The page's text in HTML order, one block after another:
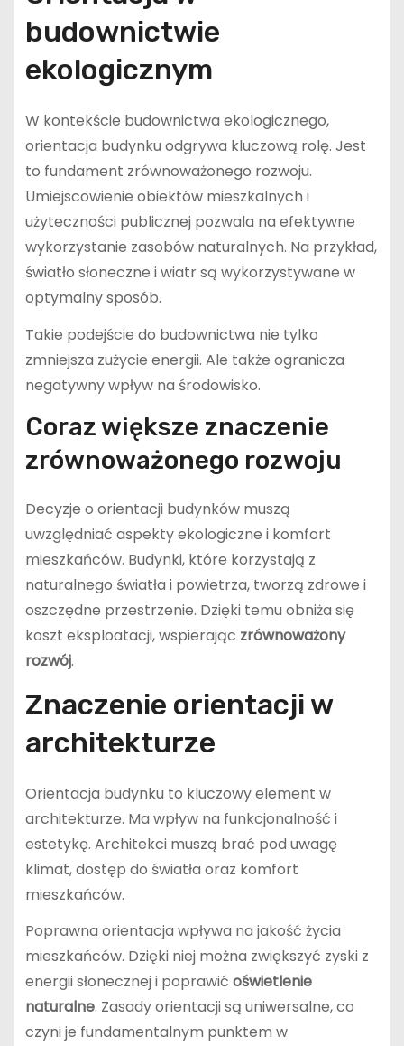
budownictwie
ekologicznym
W kontekście budownictwa ekologicznego,
orientacja budynku odgrywa kluczową rolę. Jest
to fundament zrównoważonego rozwoju.
Umiejscowienie obiektów mieszkalnych i
użyteczności publicznej pozwala na efektywne
wykorzystanie zasobów naturalnych. Na przykład,
światło słoneczne i wiatr są wykorzystywane w
optymalny sposób.
Takie podejście do budownictwa nie tylko
zmniejsza zużycie energii. Ale także ogranicza
negatywny wpływ na środowisko.
Coraz większe znaczenie
zrównoważonego rozwoju
Decyzje o orientacji budynków muszą
uwzględniać aspekty ekologiczne i komfort
mieszkańców. Budynki, które korzystają z
naturalnego światła i powietrza, tworzą zdrowe i
oszczędne przestrzenie. Dzięki temu obniża się
koszt eksploatacji, wspierając zrównoważony
rozwój.
Znaczenie orientacji w
architekturze
Orientacja budynku to kluczowy element w
architekturze. Ma wpływ na funkcjonalność i
estetykę. Architekci muszą brać pod uwagę
klimat, dostęp do światła oraz komfort
mieszkańców.
Poprawna orientacja wpływa na jakość życia
mieszkańców. Dzięki niej można zwiększyć zyski z
energii słonecznej i poprawić oświetlenie
naturalne. Zasady orientacji są uniwersalne, co
czyni je fundamentalnym punktem w